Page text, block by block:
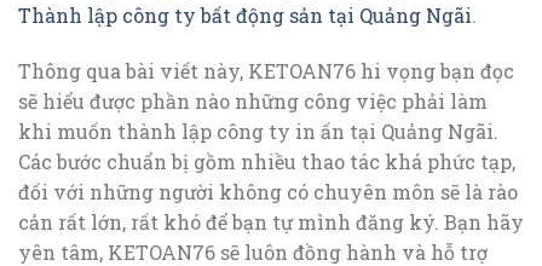
Thành lập công ty bất động sản tại Quảng Ngãi.
Thông qua bài viết này, KETOAN76 hi vọng bạn đọc
sẽ hiểu được phần nào những công việc phải làm
khi muốn thành lập công ty in ấn tại Quảng Ngãi.
Các bước chuẩn bị gồm nhiều thao tác khá phức tạp,
đối với những người không có chuyên môn sẽ là rào
cản rất lớn, rất khó để bạn tự mình đăng ký. Bạn hãy
yên tâm, KETOAN76 sẽ luôn đồng hành và hỗ trợ